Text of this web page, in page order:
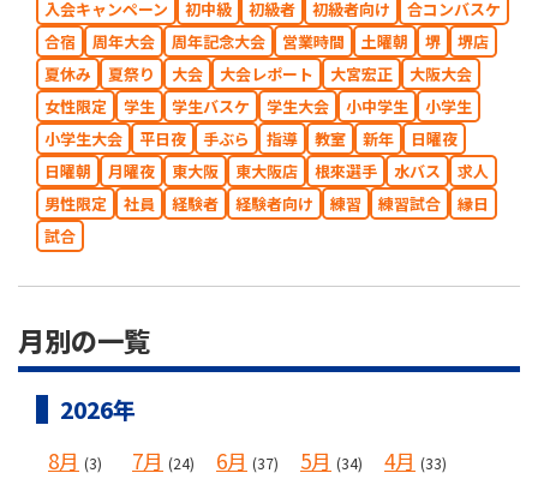
入会キャンペーン 初中級 初級者 初級者向け
合コンバスケ
合宿
周年大会 周年記念大会 営業時間 土曜朝 堺
堺店
夏休み
夏祭り 大会 大会レポート 大宮宏正
大阪大会
女性限定
学生 学生バスケ 学生大会 小中学生
小学生
小学生大会
平日夜 手ぶら 指導 教室 新年
日曜夜
日曜朝
月曜夜 東大阪 東大阪店 根來選手 水バス
求人
男性限定
社員 経験者 経験者向け 練習 練習試合
縁日
試合
月別の一覧
2026年
8月 (3) 7月 (24) 6月 (37) 5月 (34) 4月 (33)